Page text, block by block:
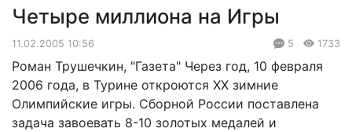
Четыре миллиона на Игры
11.02.2005 10:56 5 1733
Роман Трушечкин, "Газета" Через год, 10 февраля
2006 года, в Турине откроются ХХ зимние
Олимпийские игры. Сборной России поставлена
задача завоевать 8-10 золотых медалей и